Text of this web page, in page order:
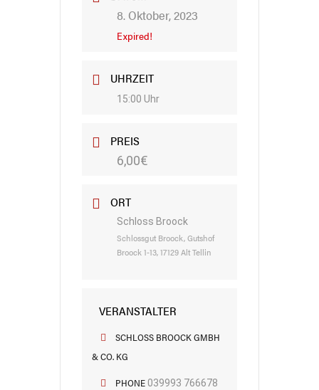
8. Oktober, 2023
Expired!
UHRZEIT
15:00 Uhr
PREIS
6,00€
ORT
Schloss Broock
Schlossgut Broock, Gutshof
Broock 1-13, 17129 Alt Tellin
VERANSTALTER
SCHLOSS BROOCK GMBH
& CO. KG
PHONE039993 766678